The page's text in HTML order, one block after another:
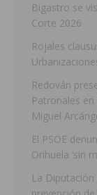
Bigastro se
Corte 2026
Rojales
Redován
Patronales
Miguel
El PSOE
Orihuela ‘sin
La